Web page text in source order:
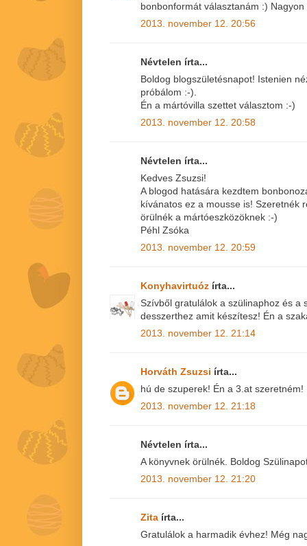
bonbonformát választanám :) Nagyon
2013. november 12. 20:56
Névtelen írta...
Boldog blogszületésnapot! Istenien
próbálom :-).
Én a mártóvilla szettet választom :-)
2013. november 12. 20:58
Névtelen írta...
Kedves Zsuzsi!
A blogod hatására kezdtem
kívánatos ez a mousse is! Szeretnék
örülnék a mártóeszközöknek :-)
Péhl Zsóka
2013. november 12. 20:59
Konyhavirtuóz írta...
Szívből gratulálok a szülinaphoz és a
desszerthez amit készítesz! Én a
2013. november 12. 21:14
Horváth Zsuzsi írta...
hú de szuperek! Én a 3.at szeretném!
2013. november 12. 21:18
Névtelen írta...
A könyvnek örülnék. Boldog
2013. november 12. 21:20
Zita írta...
Gratulálok a harmadik évhez! Még